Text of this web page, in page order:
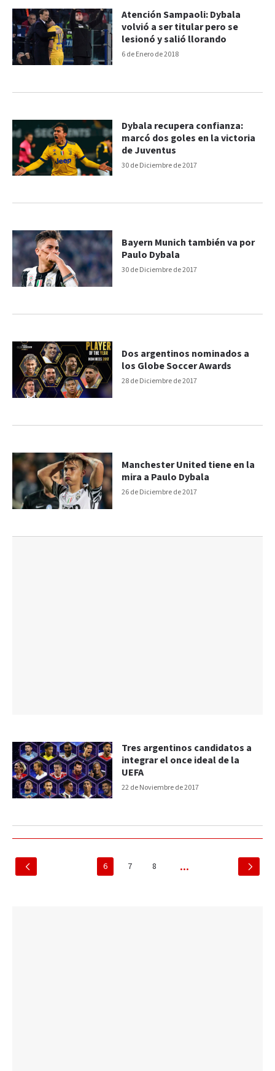
6 de Enero de 2018
Atención Sampaoli: Dybala
volvió a ser titular pero se
lesionó y salió llorando
30 de Diciembre de 2017
Dybala recupera confianza:
marcó dos goles en la victoria
de Juventus
30 de Diciembre de 2017
Bayern Munich también va por
Paulo Dybala
28 de Diciembre de 2017
Dos argentinos nominados a
los Globe Soccer Awards
26 de Diciembre de 2017
Manchester United tiene en la
mira a Paulo Dybala
22 de Noviembre de 2017
Tres argentinos candidatos a
integrar el once ideal de la
UEFA
6 7 8